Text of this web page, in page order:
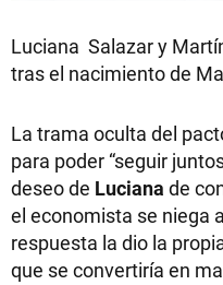
Luciana Salazar y
tras el nacimiento de
La trama oculta del
para poder “seguir
deseo de Luciana de
el economista se niega
respuesta la dio la
que se convertiría en